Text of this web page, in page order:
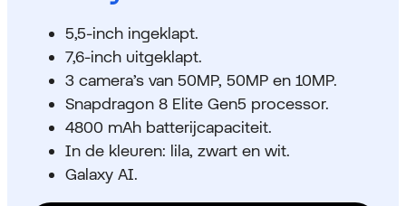
5,5-inch ingeklapt.
7,6-inch uitgeklapt.
3 camera’s van 50MP, 50MP en 10MP.
Snapdragon 8 Elite Gen5 processor.
4800 mAh batterijcapaciteit.
In de kleuren: lila, zwart en wit.
Galaxy AI.